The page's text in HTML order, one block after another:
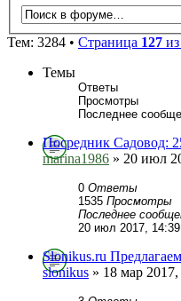
Тем: 3284 • Страница 127 из
Темы
Ответы
Просмотры
Последнее
Посредник Садовод:
marina1986 » 20 июл
0 Ответы
1535 Просмотры
Последнее
20 июл 2017, 14:39
Slonikus.ru
slonikus » 18 мар